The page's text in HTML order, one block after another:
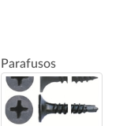
Parafusos